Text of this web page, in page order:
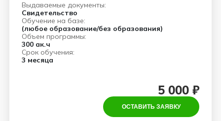
Выдаваемые документы:
Свидетельство
Обучение на базе:
(любое образование/без образования)
Объем программы:
300 ак.ч
Срок обучения:
3 месяца
5 000 ₽
ОСТАВИТЬ ЗАЯВКУ